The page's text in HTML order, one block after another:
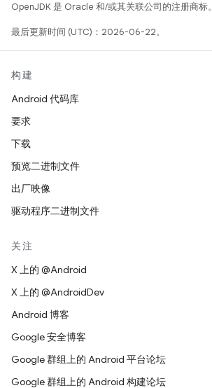
OpenJDK 是 Oracle 和/或其关联公司的注册商标。
最后更新时间 (UTC)：2026-06-22。
构建
Android 代码库
要求
下载
预览二进制文件
出厂映像
驱动程序二进制文件
关注
X 上的 @Android
X 上的 @AndroidDev
Android 博客
Google 安全博客
Google 群组上的 Android 平台论坛
Google 群组上的 Android 构建论坛